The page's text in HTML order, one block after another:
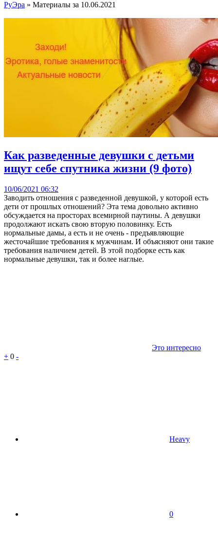
РуЭра » Материалы за 10.06.2021
Как разведенные девушки с детьми
ищут себе спутника жизни (9 фото)
10/06/2021 06:32
Заводить отношения с разведенной девушкой, у которой есть
дети от прошлых отношений? Эта тема довольно активно
обсуждается на просторах всемирной паутины. А девушки
продолжают искать свою вторую половинку. Есть
нормальные дамы, а есть и не очень - предъявляющие
жесточайшие требования к мужчинам. И объясняют они такие
требования наличием детей. В этой подборке есть как
нормальные девушки, так и более наглые.
Это интересно
+ 0 -
Heavy
0